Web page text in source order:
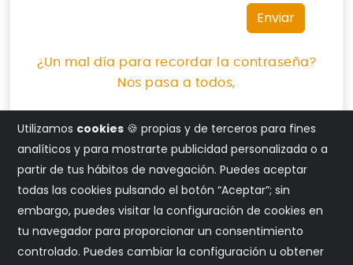
Enviar
¿Un mal día para recordar la contraseña?
Nos pasa a todos,
Utilizamos cookies 🍪 propias y de terceros para fines
analíticos y para mostrarte publicidad personalizada o a
partir de tus hábitos de navegación. Puedes aceptar
todas las cookies pulsando el botón “Aceptar”; sin
embargo, puedes visitar la configuración de cookies en
tu navegador para proporcionar un consentimiento
controlado. Puedes cambiar la configuración u obtener